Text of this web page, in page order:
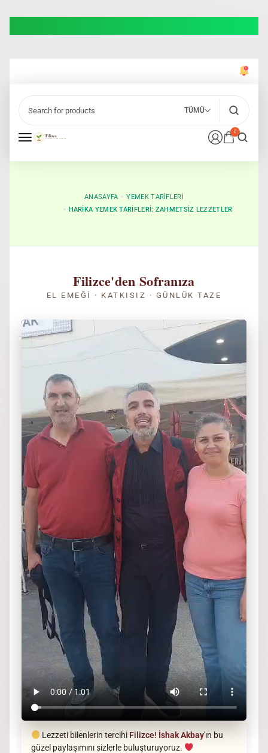
0
TÜMÜ
ANASAYFA
YEMEK TARIFLERI
HARIKA YEMEK TARIFLERI: ZAHMETSIZ LEZZETLER
Filizce'den Sofranıza
EL EMEĞI · KATKISIZ · GÜNLÜK TAZE
Lezzeti bilenlerin tercihi Filizce! İshak Akbay'ın bu
güzel paylaşımını sizlerle buluşturuyoruz.